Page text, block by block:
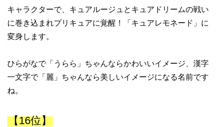
キャラクターで、キュアルージュとキュアドリームの戦い
に巻き込まれプリキュアに覚醒！「キュアレモネード」に
変身します。
ひらがなで「うらら」ちゃんならかわいいイメージ、漢字
一文字で「麗」ちゃんなら美しいイメージになる名前です
ね。
【16位】